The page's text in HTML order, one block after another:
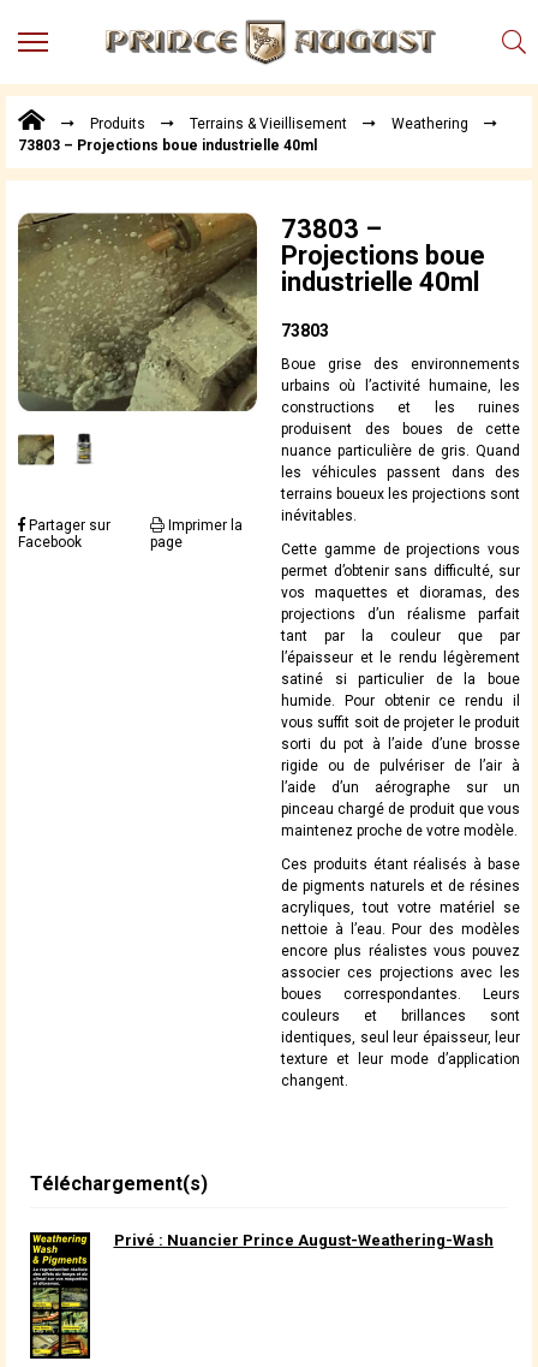
MENU
Points
de
Vente
Actualités
Téléchargements
Techniques,
trucs et
astuces
Vidéos
Produits Terrains & Vieillisement
Weathering
73803 – Projections boue industrielle 40ml
Partager sur
Facebook
Imprimer la
page
73803 –
Projections boue
industrielle 40ml
73803
Boue grise des environnements
urbains où l’activité humaine, les
constructions et les ruines
produisent des boues de cette
nuance particulière de gris. Quand
les véhicules passent dans des
terrains boueux les projections sont
inévitables.
Cette gamme de projections vous
permet d’obtenir sans difficulté, sur
vos maquettes et dioramas, des
projections d’un réalisme parfait
tant par la couleur que par
l’épaisseur et le rendu légèrement
satiné si particulier de la boue
humide. Pour obtenir ce rendu il
vous suffit soit de projeter le produit
sorti du pot à l’aide d’une brosse
rigide ou de pulvériser de l’air à
l’aide d’un aérographe sur un
pinceau chargé de produit que vous
maintenez proche de votre modèle.
Ces produits étant réalisés à base
de pigments naturels et de résines
acryliques, tout votre matériel se
nettoie à l’eau. Pour des modèles
encore plus réalistes vous pouvez
associer ces projections avec les
boues correspondantes. Leurs
couleurs et brillances sont
identiques, seul leur épaisseur, leur
texture et leur mode d’application
changent.
Téléchargement(s)
Privé : Nuancier Prince August-Weathering-Wash